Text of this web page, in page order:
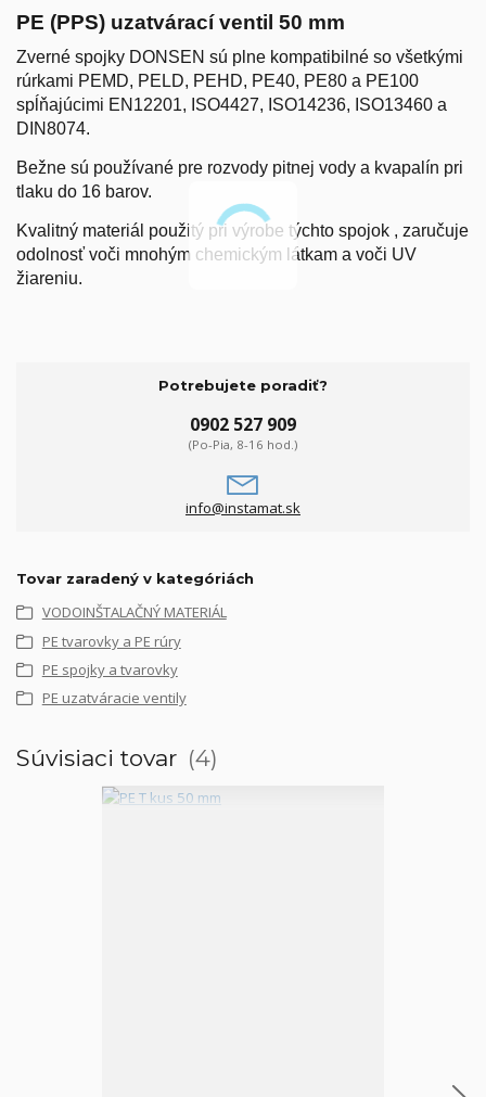
PE (PPS) uzatvárací ventil 50 mm
Zverné spojky DONSEN sú plne kompatibilné so všetkými
rúrkami PEMD, PELD, PEHD, PE40, PE80 a PE100
spĺňajúcimi EN12201, ISO4427, ISO14236, ISO13460 a
DIN8074.
Bežne sú používané pre rozvody pitnej vody a kvapalín pri
tlaku do 16 barov.
Kvalitný materiál použitý pri výrobe týchto spojok , zaručuje
odolnosť voči mnohým chemickým látkam a voči UV
žiareniu.
Potrebujete poradiť?
0902 527 909
(Po-Pia, 8-16 hod.)
info@instamat.sk
Tovar zaradený v kategóriách
VODOINŠTALAČNÝ MATERIÁL
PE tvarovky a PE rúry
PE spojky a tvarovky
PE uzatváracie ventily
Súvisiaci tovar 4